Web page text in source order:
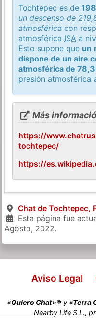
Tochtepec es de
un descenso de
atmosférica con
atmosférica ISA a
Esto supone que un
dispone de un aire
atmosférica de
presión atmosférica
Más
https://
tochtepec/
https://
Chat de Tochtepec,
Esta página fue
Agosto, 2022.
Aviso Legal
«Quiero Chat»®y «Terra
Nearby Life S.L.,